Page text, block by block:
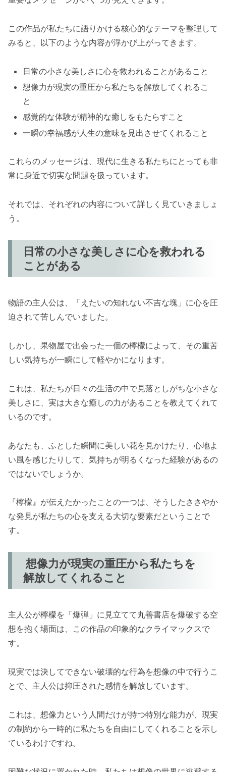
この作品が私たちに語りかける核心的なテーマを整理して
みると、以下のような内容が浮かび上がってきます。
日常の小さな美しさに心を救われることがあること
想像力が現実の重圧から私たちを解放してくれるこ
と
感覚的な体験が精神的な癒しをもたらすこと
一瞬の幸福感が人生の意味を見出させてくれること
これらのメッセージは、現代に生きる私たちにとっても非
常に身近で切実な問題を扱っています。
それでは、それぞれの内容について詳しく見ていきましょ
う。
日常の小さな美しさに心を救われる
ことがある
物語の主人公は、「えたいの知れない不吉な塊」に心を圧
迫されて苦しんでいました。
しかし、果物屋で出会った一個の檸檬によって、その重苦
しい気持ちが一瞬にして軽やかになります。
これは、私たちが日々の生活の中で見落としがちな小さな
美しさに、実は大きな癒しの力があることを教えてくれて
いるのです。
あなたも、ふとした瞬間に美しい花を見かけたり、心地よ
い風を感じたりして、気持ちが明るくなった経験があるの
ではないでしょうか。
『檸檬』が伝えたかったことの一つは、そうしたささやか
な発見が私たちの心を支える大切な要素だということで
す。
想像力が現実の重圧から私たちを
解放してくれること
主人公が檸檬を「爆弾」に見立てて丸善書店を爆破する空
想を抱く場面は、この作品の印象的なクライマックスで
す。
現実では決してできない破壊的な行為を想像の中で行うこ
とで、主人公は抑圧された感情を解放しています。
これは、想像力という人間だけが持つ特別な能力が、現実
の制約から一時的に私たちを自由にしてくれることを示し
ているわけですね。